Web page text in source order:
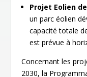
Projet Eolien
un parc éolien
capacité totale
est prévue à
Concernant les
2030, la